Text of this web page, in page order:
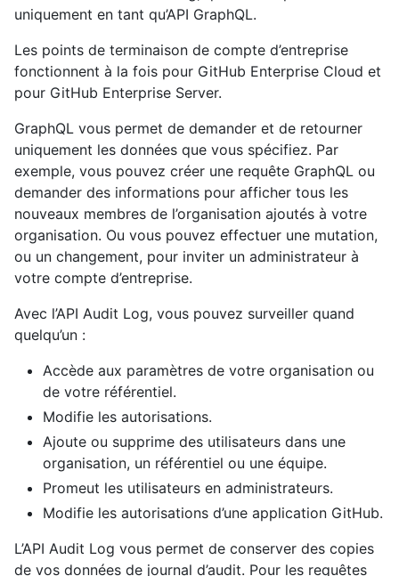
uniquement en tant qu’API GraphQL.
Les points de terminaison de compte d’entreprise
fonctionnent à la fois pour GitHub Enterprise Cloud et
pour GitHub Enterprise Server.
GraphQL vous permet de demander et de retourner
uniquement les données que vous spécifiez. Par
exemple, vous pouvez créer une requête GraphQL ou
demander des informations pour afficher tous les
nouveaux membres de l’organisation ajoutés à votre
organisation. Ou vous pouvez effectuer une mutation,
ou un changement, pour inviter un administrateur à
votre compte d’entreprise.
Avec l’API Audit Log, vous pouvez surveiller quand
quelqu’un :
Accède aux paramètres de votre organisation ou
de votre référentiel.
Modifie les autorisations.
Ajoute ou supprime des utilisateurs dans une
organisation, un référentiel ou une équipe.
Promeut les utilisateurs en administrateurs.
Modifie les autorisations d’une application GitHub.
L’API Audit Log vous permet de conserver des copies
de vos données de journal d’audit. Pour les requêtes